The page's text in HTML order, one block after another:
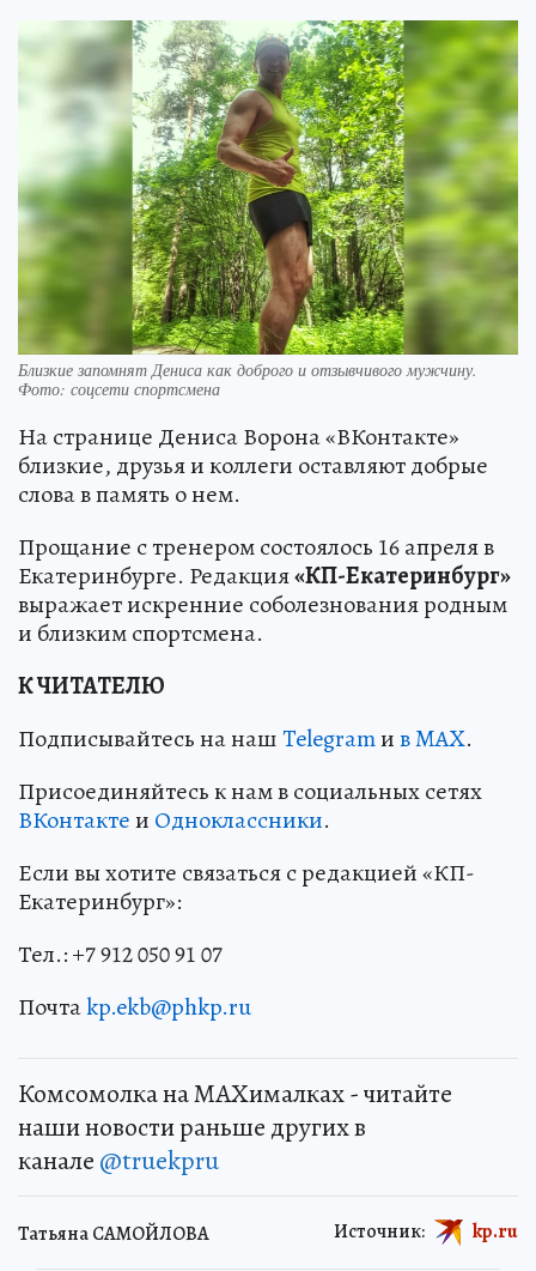
Близкие запомнят Дениса как доброго и отзывчивого мужчину.
Фото: соцсети спортсмена
На странице Дениса Ворона «ВКонтакте»
близкие, друзья и коллеги оставляют добрые
слова в память о нем.
Прощание с тренером состоялось 16 апреля в
Екатеринбурге. Редакция«КП-Екатеринбург»
выражает искренние соболезнования родным
и близким спортсмена.
К ЧИТАТЕЛЮ
Подписывайтесь на нашTelegramив MAX.
Присоединяйтесь к нам в социальных сетях
ВКонтактеи Одноклассники.
Если вы хотите связаться с редакцией «КП-
Екатеринбург»:
Тел.: +7 912 050 91 07
Почтаkp.ekb@phkp.ru
Комсомолка на MAXималках - читайте
наши новости раньше других в
канале @truekpru
Татьяна САМОЙЛОВА Источник: kp.ru